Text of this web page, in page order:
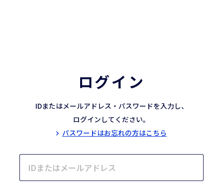
ログイン
IDまたはメールアドレス・パスワードを入力し、
ログインしてください。
パスワードはお忘れの方はこちら